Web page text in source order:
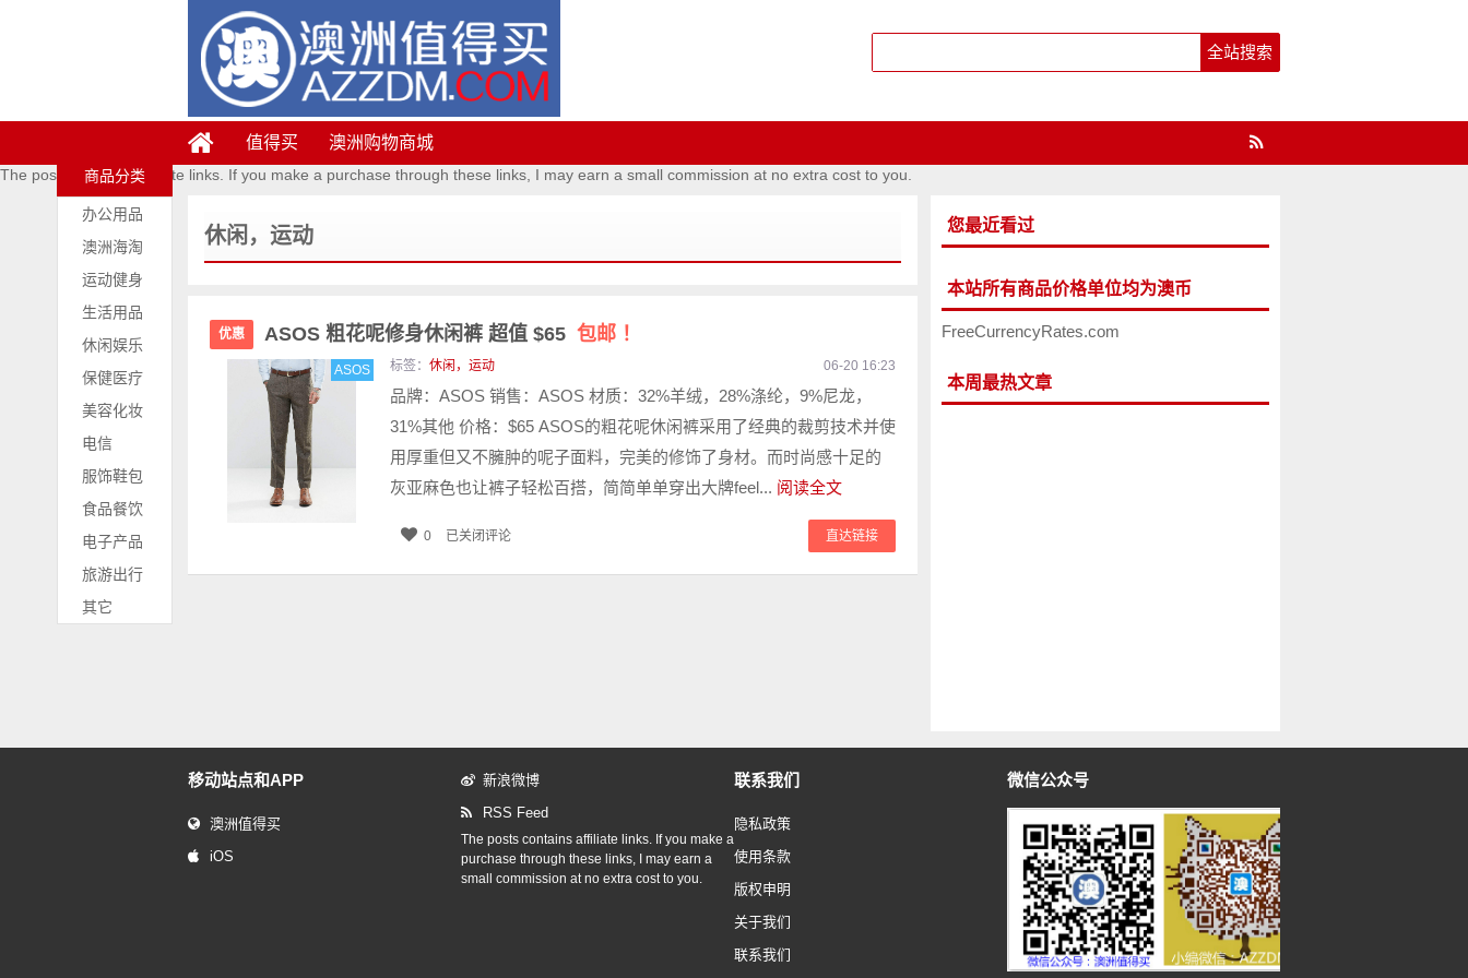
值得买 澳洲购物商城
The posts contains affiliate links. If you make a purchase through these links, I may earn a small commission at no extra cost to you.
商品分类
办公用品
澳洲海淘
运动健身
生活用品
休闲娱乐
保健医疗
美容化妆
电信
服饰鞋包
食品餐饮
电子产品
旅游出行
其它
休闲，运动
优惠 ASOS 粗花呢修身休闲裤 超值 $65 包邮 ！
ASOS 标签： 休闲，运动 06-20 16:23
品牌：ASOS 销售：ASOS 材质：32%羊绒，28%涤纶，9%尼龙，
31%其他 价格：$65 ASOS的粗花呢休闲裤采用了经典的裁剪技术并使
用厚重但又不臃肿的呢子面料，完美的修饰了身材。而时尚感十足的
灰亚麻色也让裤子轻松百搭，简简单单穿出大牌feel... 阅读全文
直达链接
0 已关闭评论
您最近看过
本站所有商品价格单位均为澳币
FreeCurrencyRates.com
本周最热文章
移动站点和APP
澳洲值得买
iOS
新浪微博
RSS Feed
The posts contains affiliate links. If you make a
purchase through these links, I may earn a
small commission at no extra cost to you.
联系我们
隐私政策
使用条款
版权申明
关于我们
联系我们
微信公众号